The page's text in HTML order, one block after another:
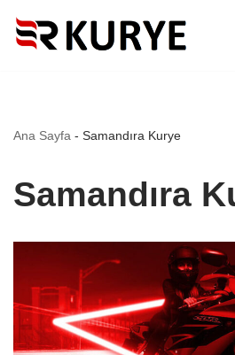
İçeriğe
Ana Sayfa - Samandıra Kurye
Samandıra